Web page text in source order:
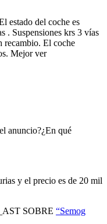
estado del coche es
. Suspensiones krs 3 vías
recambio. El coche
Mejor ver
anuncio?¿En qué
y el precio es de 20 mil
SOBRE